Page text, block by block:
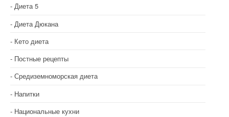
з
а
п
и
с
я
Диета 5
Диета Дюкана
Кето диета
Постные рецепты
Средиземноморская диета
Напитки
Национальные кухни